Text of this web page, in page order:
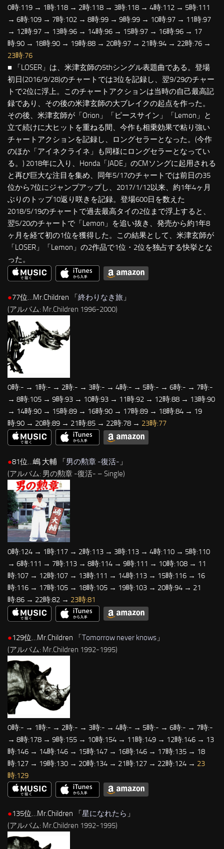
0時:119 → 1時:118 → 2時:118 → 3時:118 → 4時:112 → 5時:111
→ 6時:109 → 7時:102 → 8時:99 → 9時:99 → 10時:97 → 11時:97
→ 12時:97 → 13時:96 → 14時:96 → 15時:97 → 16時:96 → 17
時:90 → 18時:90 → 19時:88 → 20時:97 → 21時:94 → 22時:76 →
23時:76
■ 「LOSER」は、米津玄師の5thシングル表題曲である。登場
初日(2016/9/28)のチャートでは3位を記録し、翌9/29のチャー
トで2位に浮上。このチャートアクションは当時の自己最高記
録であり、その後の米津玄師の大ブレイクの起点を作った。
その後、米津玄師が「Orion」「ピースサイン」「Lemon」と
立て続けに大ヒットを重ねる間、今作も相乗効果で粘り強い
チャートアクションを記録し、ロングセラーとなった。(今作
のほか「アイネクライネ」も同様にロングセラーとなってい
る。) 2018年に入り、Honda「JADE」のCMソングに起用される
と再び巨大な注目を集め、同年5/17のチャートでは前日の35
位から7位にジャンプアップし、2017/1/12以来、約1年4ヶ月
ぶりのトップ10返り咲きを記録。登場600日を数えた
2018/5/19のチャートで過去最高タイの2位まで浮上すると、
翌5/20のチャートで「Lemon」を追い抜き、発売から約1年8
ヶ月を経て初の1位を獲得した。この結果として、米津玄師が
「LOSER」「Lemon」の2作品で1位・2位を独占する快挙とな
った。
●77位…Mr.Children 「 終わりなき旅 」
(アルバム: Mr.Children 1996-2000)
0時:- → 1時:- → 2時:- → 3時:- → 4時:- → 5時:- → 6時:- → 7時:-
→ 8時:105 → 9時:93 → 10時:93 → 11時:92 → 12時:88 → 13時:90
→ 14時:90 → 15時:89 → 16時:90 → 17時:89 → 18時:84 → 19
時:90 → 20時:89 → 21時:85 → 22時:78 → 23時:77
●81位…嶋 大輔 「男の勲章 -復活- 」
(アルバム: 男の勲章 -復活- – Single)
0時:124 → 1時:117 → 2時:113 → 3時:113 → 4時:110 → 5時:110
→ 6時:111 → 7時:113 → 8時:114 → 9時:111 → 10時:108 → 11
時:107 → 12時:107 → 13時:111 → 14時:113 → 15時:116 → 16
時:116 → 17時:105 → 18時:105 → 19時:103 → 20時:94 → 21
時:86 → 22時:82 → 23時:81
●129位…Mr.Children 「Tomorrow never knows 」
(アルバム: Mr.Children 1992-1995)
0時:- → 1時:- → 2時:- → 3時:- → 4時:- → 5時:- → 6時:- → 7時:-
→ 8時:178 → 9時:155 → 10時:154 → 11時:149 → 12時:146 → 13
時:146 → 14時:146 → 15時:147 → 16時:146 → 17時:135 → 18
時:127 → 19時:130 → 20時:134 → 21時:127 → 22時:124 → 23
時:129
●135位…Mr.Children 「星になれたら 」
(アルバム: Mr.Children 1992-1995)